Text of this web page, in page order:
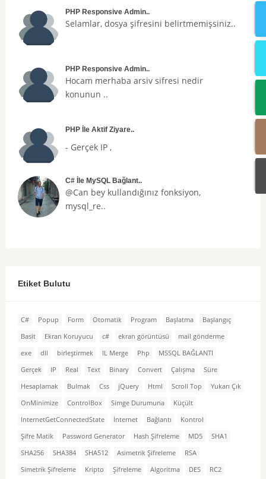
PHP Responsive Admin..
Selamlar, dosya şifresini belirtmemişsiniz..
PHP Responsive Admin..
Hocam merhaba arsiv sifresi nedir
konunun ..
PHP İle Aktif Ziyare..
- Gerçek IP ,
C# İle MySQL Bağlant..
@Can bey kullandığınız fonksiyon,
mysql_re..
Etiket Bulutu
C# Popup Form Otomatik Program Başlatma
Başlangıç
Basit
Ekran Koruyucu c# ekran görüntüsü
mail gönderme
exe
dll birleştirmek IL Merge Php
MSSQL BAĞLANTI
Gerçek
IP Real Text Binary Convert Çalışma
Süre
Hesaplamak
Bulmak Css jQuery Html Scroll Top
Yukarı Çık
OnMinimize
ControlBox Simge Durumuna
Küçült
InternetGetConnectedState
İnternet Bağlantı
Kontrol
Şifre Matik
Password Generator Hash Şifreleme MD5
SHA1
SHA256
SHA384 SHA512 Asimetrik Şifreleme
RSA
Simetrik Şifreleme
Kripto Şifreleme Algoritma DES
RC2